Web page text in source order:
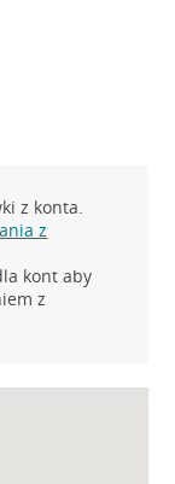
z konta.
z
kont aby
z